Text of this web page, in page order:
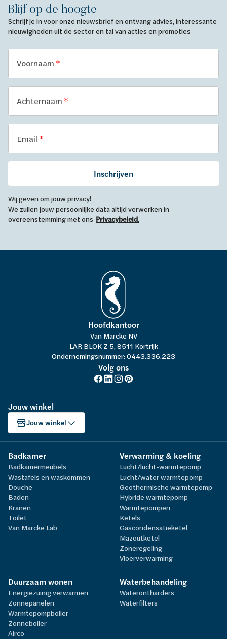
Blijf op de hoogte
Schrijf je in voor onze nieuwsbrief en ontvang advies, interessante
nieuwigheden uit de sector en tal van acties en promoties
Voornaam
Achternaam
Email
Inschrijven
Wij geven om jouw privacy!
We zullen jouw persoonlijke data altijd verwerken in
overeenstemming met ons Privacybeleid.
Hoofdkantoor
Van Marcke NV
LAR BLOK Z 5, 8511 Kortrijk
Ondernemingsnummer: 0443.336.223
Volg ons
Jouw winkel
Jouw winkel
Badkamer
Badkamermeubels
Wastafels en waskommen
Douche
Baden
Kranen
Toilet
Van Marcke Lab
Verwarming & koeling
Lucht/lucht-warmtepomp
Lucht/water warmtepomp
Geothermische warmtepomp
Hybride warmtepomp
Warmtepompen
Ketels
Gascondensatieketel
Mazoutketel
Zoneregeling
Vloerverwarming
Duurzaam wonen
Energiezuinig verwarmen
Zonnepanelen
Warmtepompboiler
Zonneboiler
Airco
Waterbehandeling
Waterontharders
Waterfilters